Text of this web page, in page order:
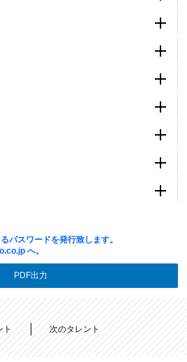
パスワードを発行致します。
へ。
PDF出力
ト 次のタレント